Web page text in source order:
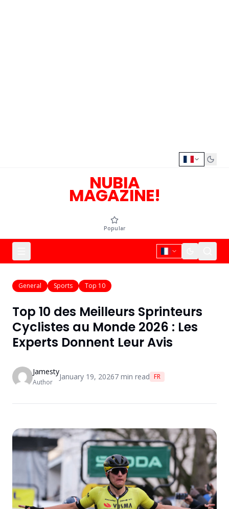
NUBIA
MAGAZINE!
Popular
General Sports Top 10
Top 10 des Meilleurs Sprinteurs
Cyclistes au Monde 2026 : Les
Experts Donnent Leur Avis
Jamesty
Author
January 19, 20267 min read FR